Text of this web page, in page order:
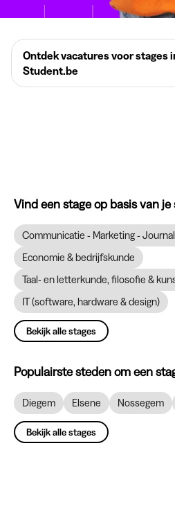
Ontdek vacatures voor stages
Student.be
Vind een stage op basis van
Communicatie - Marketing -
Economie & bedrijfskunde
Taal- en letterkunde, filosofie &
IT (software, hardware & design)
Bekijk alle stages
Populairste steden om een
Diegem Elsene Nossegem
Bekijk alle stages